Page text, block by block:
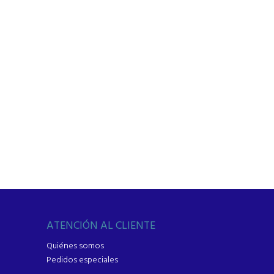
ATENCIÓN AL CLIENTE
Quiénes somos
Pedidos especiales